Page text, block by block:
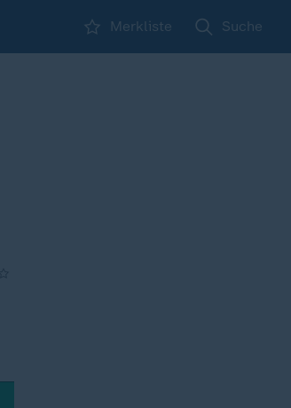
Merkliste Suche